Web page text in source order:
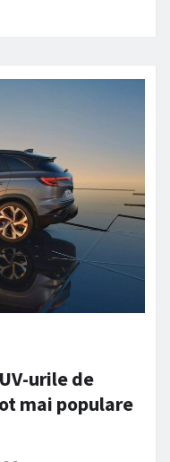
urile de
mai populare